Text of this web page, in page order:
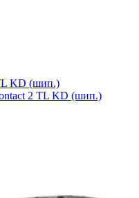
2 TL KD (шип.)